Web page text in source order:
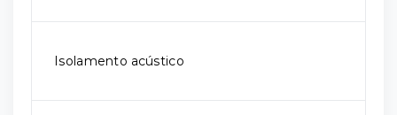
Isolamento acústico